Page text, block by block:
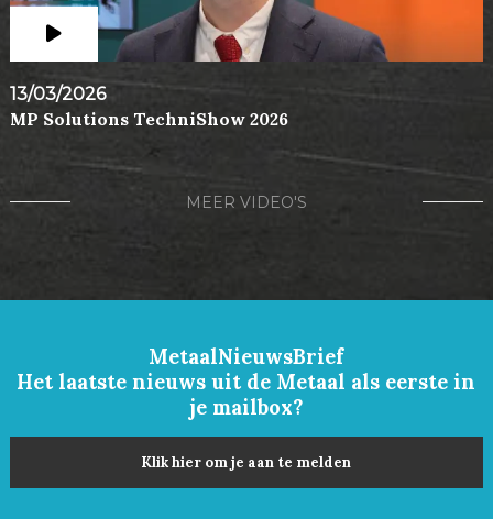
13/03/2026
MP Solutions TechniShow 2026
MEER VIDEO'S
MetaalNieuwsBrief
Het laatste nieuws uit de Metaal als eerste in
je mailbox?
Klik hier om je aan te melden